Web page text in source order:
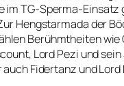
im TG-Sperma-Einsatz
Hengstarmada der
Berühmtheiten wie
Lord Pezi und sein
auch Fidertanz und Lord